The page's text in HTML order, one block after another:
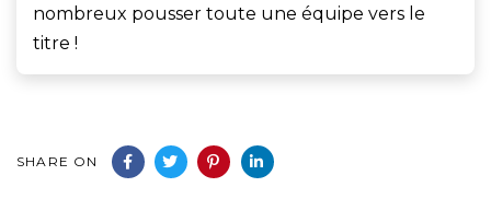
nombreux pousser toute une équipe vers le
titre !
SHARE ON